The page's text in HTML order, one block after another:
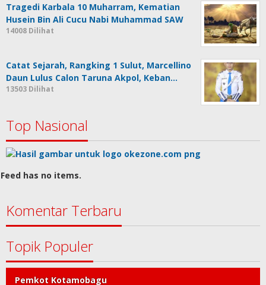
Tragedi Karbala 10 Muharram, Kematian
Husein Bin Ali Cucu Nabi Muhammad SAW
14008 Dilihat
Catat Sejarah, Rangking 1 Sulut, Marcellino
Daun Lulus Calon Taruna Akpol, Keban…
13503 Dilihat
Top Nasional
Feed has no items.
Komentar Terbaru
Topik Populer
Pemkot Kotamobagu